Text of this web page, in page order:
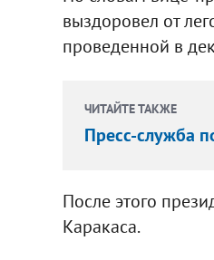
выздоровел от
проведенной в
ЧИТАЙТЕ ТАКЖЕ
Пресс-служба
После этого
Каракаса.